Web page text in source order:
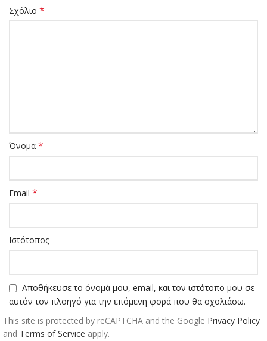
Σχόλιο *
Όνομα *
Email *
Ιστότοπος
Αποθήκευσε το όνομά μου, email, και τον ιστότοπο μου σε
αυτόν τον πλοηγό για την επόμενη φορά που θα σχολιάσω.
This site is protected by reCAPTCHA and the Google Privacy Policy
and Terms of Service apply.